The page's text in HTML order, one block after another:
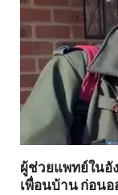
ผู้ช่วยแพทย์ในอั
เพื่อนบ้าน ก่อน